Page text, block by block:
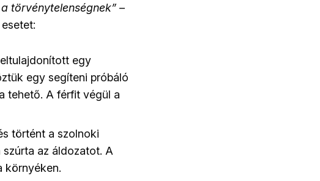
törvénytelenségnek” –
egy
egy segíteni próbáló
tehető. A férfit végül a
történt a szolnoki
az áldozatot. A
környéken.